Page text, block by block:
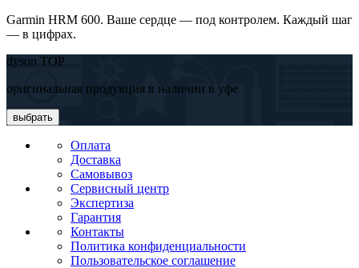
Garmin HRM 600. Ваше сердце — под контролем. Каждый шаг
— в цифрах.
dyson TOP
оригинальная продукция в наличии в уфе
выбрать
Оплата
Доставка
Самовывоз
Сервисный центр
Экспертиза
Гарантия
Контакты
Политика конфиденциальности
Пользовательское соглашение